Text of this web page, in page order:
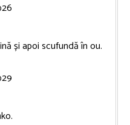
și apoi scufundă în ou.